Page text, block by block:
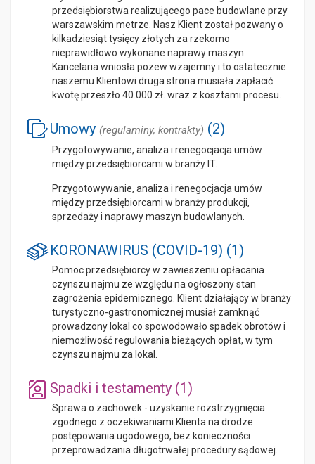
przedsiębiorstwa realizującego pace budowlane przy
warszawskim metrze. Nasz Klient został pozwany o
kilkadziesiąt tysięcy złotych za rzekomo
nieprawidłowo wykonane naprawy maszyn.
Kancelaria wniosła pozew wzajemny i to ostatecznie
naszemu Klientowi druga strona musiała zapłacić
kwotę przeszło 40.000 zł. wraz z kosztami procesu.
Umowy (regulaminy, kontrakty) (2)
Przygotowywanie, analiza i renegocjacja umów
między przedsiębiorcami w branży IT.
Przygotowywanie, analiza i renegocjacja umów
między przedsiębiorcami w branży produkcji,
sprzedaży i naprawy maszyn budowlanych.
KORONAWIRUS (COVID-19) (1)
Pomoc przedsiębiorcy w zawieszeniu opłacania
czynszu najmu ze względu na ogłoszony stan
zagrożenia epidemicznego. Klient działający w branży
turystyczno-gastronomicznej musiał zamknąć
prowadzony lokal co spowodowało spadek obrotów i
niemożliwość regulowania bieżących opłat, w tym
czynszu najmu za lokal.
Spadki i testamenty (1)
Sprawa o zachowek - uzyskanie rozstrzygnięcia
zgodnego z oczekiwaniami Klienta na drodze
postępowania ugodowego, bez konieczności
przeprowadzania długotrwałej procedury sądowej.